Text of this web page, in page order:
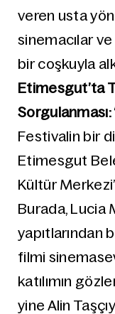
veren usta
sinemacılar
bir coşkuyla
Etimesgut’ta
Sorgulanması:
Festivalin bir
Etimesgut
Kültür
Burada, Lucia
yapıtlarından
filmi
katılımın
yine Alin